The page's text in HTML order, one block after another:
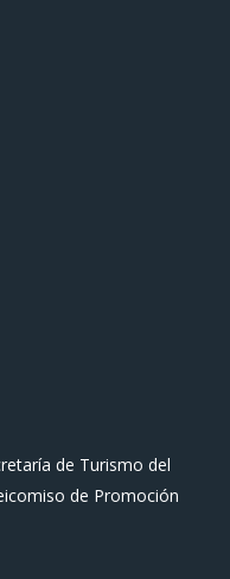
de Turismo del
de Promoción